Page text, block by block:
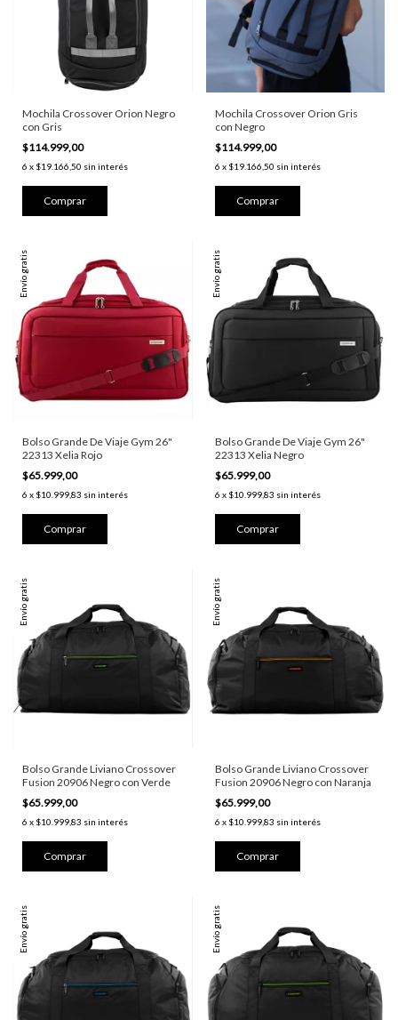
Mochila Crossover Orion Negro
con Gris
$114.999,00
6 x $19.166,50 sin interés
Mochila Crossover Orion Gris
con Negro
$114.999,00
6 x $19.166,50 sin interés
Envío gratis
Bolso Grande De Viaje Gym 26"
22313 Xelia Rojo
$65.999,00
6 x $10.999,83 sin interés
Envío gratis
Bolso Grande De Viaje Gym 26"
22313 Xelia Negro
$65.999,00
6 x $10.999,83 sin interés
Envío gratis
Bolso Grande Liviano Crossover
Fusion 20906 Negro con Verde
$65.999,00
6 x $10.999,83 sin interés
Envío gratis
Bolso Grande Liviano Crossover
Fusion 20906 Negro con Naranja
$65.999,00
6 x $10.999,83 sin interés
Envío gratis Envío gratis